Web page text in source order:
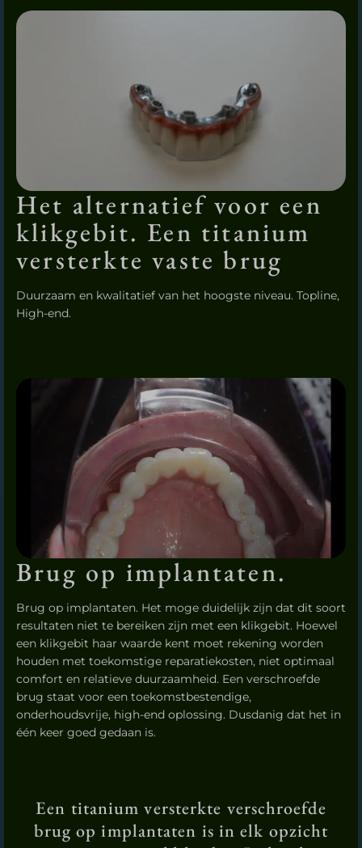
Het alternatief voor een
klikgebit. Een titanium
versterkte vaste brug
Duurzaam en kwalitatief van het hoogste niveau. Topline,
High-end.
Brug op implantaten.
Brug op implantaten. Het moge duidelijk zijn dat dit soort
resultaten niet te bereiken zijn met een klikgebit. Hoewel
een klikgebit haar waarde kent moet rekening worden
houden met toekomstige reparatiekosten, niet optimaal
comfort en relatieve duurzaamheid. Een verschroefde
brug staat voor een toekomstbestendige,
onderhoudsvrije, high-end oplossing. Dusdanig dat het in
één keer goed gedaan is.
Een titanium versterkte verschroefde
brug op implantaten is in elk opzicht